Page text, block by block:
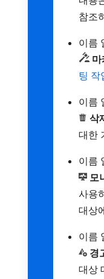
참조
이름
팅 작
이름
삭
대한
이름
모
사용
대상
이름
경
대상